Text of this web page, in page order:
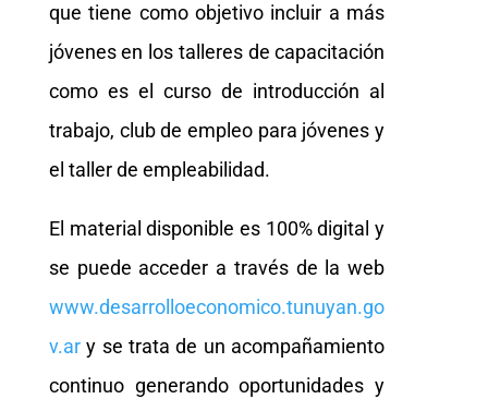
que tiene como objetivo incluir a más
jóvenes en los talleres de capacitación
como es el curso de introducción al
trabajo, club de empleo para jóvenes y
el taller de empleabilidad.
El material disponible es 100% digital y
se puede acceder a través de la web
www.desarrolloeconomico.tunuyan.go
v.ary se trata de un acompañamiento
continuo generando oportunidades y